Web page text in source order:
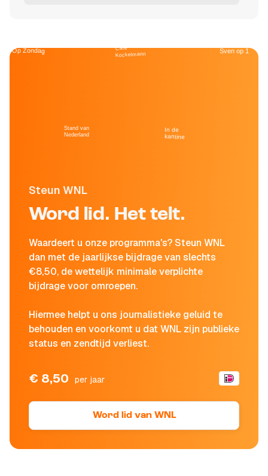
Steun WNL
Word lid. Het telt.
Waardeert u onze programma's? Steun WNL
dan met de jaarlijkse bijdrage van slechts
€8,50, de wettelijk minimale verplichte
bijdrage voor omroepen.
Hiermee helpt u ons journalistieke geluid te
behouden en voorkomt u dat WNL zijn publieke
status en zendtijd verliest.
€ 8,50 per jaar
Word lid van WNL
Op Zondag
Stand van
Nederland
Café
Kockelmann
In de
kantine
Sven op 1